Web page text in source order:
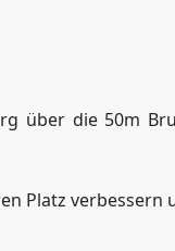
über die 50m
Platz verbessern